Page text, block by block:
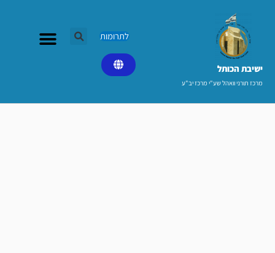
ישיבת הכותל​
מרכז תורני וואהל שע"י מרכז יב"ע
לתרומות